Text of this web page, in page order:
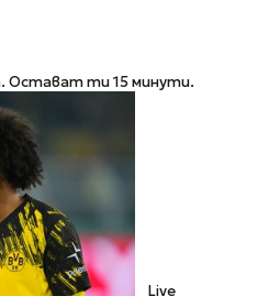
Остават ти 15 минути.
Live